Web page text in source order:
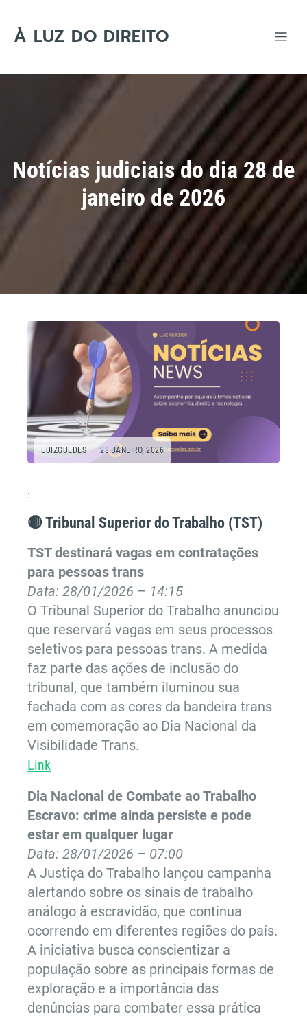
content
À LUZ DO DIREITO
Notícias judiciais do dia 28 de
janeiro de 2026
LUIZGUEDES 28 JANEIRO, 2026
:
🔴 Tribunal Superior do Trabalho (TST)
TST destinará vagas em contratações
para pessoas trans
Data: 28/01/2026 – 14:15
O Tribunal Superior do Trabalho anunciou
que reservará vagas em seus processos
seletivos para pessoas trans. A medida
faz parte das ações de inclusão do
tribunal, que também iluminou sua
fachada com as cores da bandeira trans
em comemoração ao Dia Nacional da
Visibilidade Trans.
Link
Dia Nacional de Combate ao Trabalho
Escravo: crime ainda persiste e pode
estar em qualquer lugar
Data: 28/01/2026 – 07:00
A Justiça do Trabalho lançou campanha
alertando sobre os sinais de trabalho
análogo à escravidão, que continua
ocorrendo em diferentes regiões do país.
A iniciativa busca conscientizar a
população sobre as principais formas de
exploração e a importância das
denúncias para combater essa prática